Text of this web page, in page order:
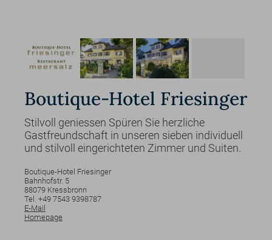
Boutique-Hotel Friesinger
Stilvoll geniessen Spüren Sie herzliche
Gastfreundschaft in unseren sieben individuell
und stilvoll eingerichteten Zimmer und Suiten.
Boutique-Hotel Friesinger
Bahnhofstr. 5
88079 Kressbronn
Tel. +49 7543 9398787
E-Mail
Homepage